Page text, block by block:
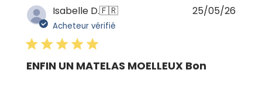
Isabelle D.🇫🇷
Acheteur vérifié
ENFIN UN MATELAS MOELLEUX Bon
25/05/26